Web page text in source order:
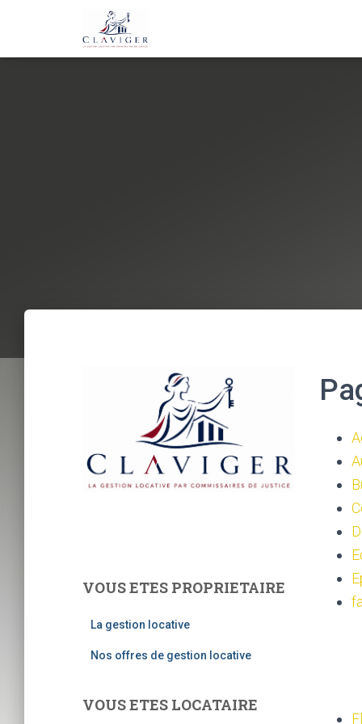
VOUS ETES PROPRIETAIRE
La gestion locative
Nos offres de gestion locative
VOUS ETES LOCATAIRE